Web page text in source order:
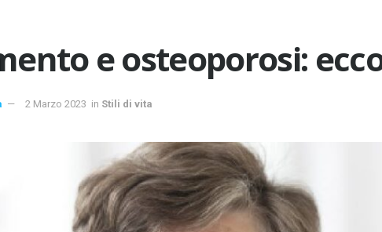
e osteoporosi:
2 Marzo 2023 in Stili di vita